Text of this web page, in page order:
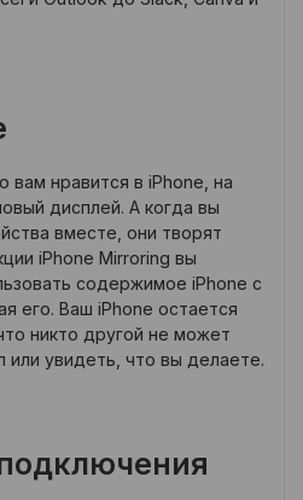
вам нравится в iPhone, на
дисплей. А когда вы
вместе, они творят
iPhone Mirroring вы
содержимое iPhone с
его. Ваш iPhone остается
никто другой не может
или увидеть, что вы делаете.